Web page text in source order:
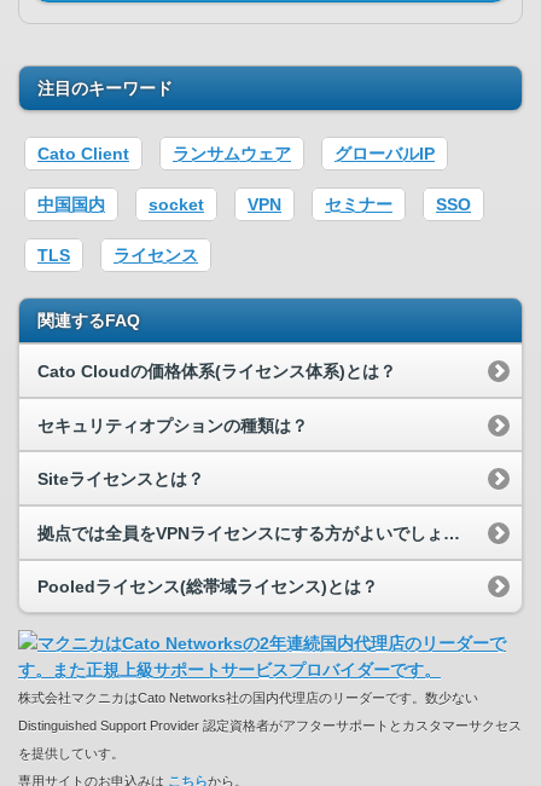
注目のキーワード
Cato Client ランサムウェア グローバルIP
中国国内 socket VPN セミナー SSO
TLS ライセンス
関連するFAQ
Cato Cloudの価格体系(ライセンス体系)とは？
セキュリティオプションの種類は？
Siteライセンスとは？
拠点では全員をVPNライセンスにする方がよいでしょうか、Cato Socketを置いた方がよいでしょうか。
Pooledライセンス(総帯域ライセンス)とは？
株式会社マクニカはCato Networks社の国内代理店のリーダーです。数少ない
Distinguished Support Provider 認定資格者がアフターサポートとカスタマーサクセス
を提供していす。
専用サイトのお申込みは こちらから。